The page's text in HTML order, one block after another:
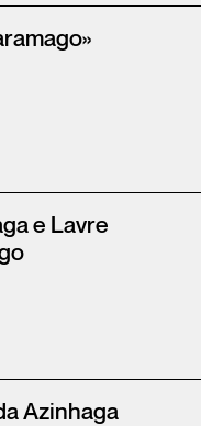
e Lavre
Azinhaga